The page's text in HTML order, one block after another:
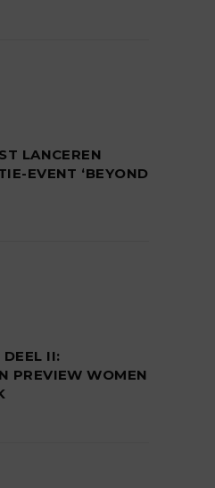
LANCEREN
EVENT ‘BEYOND
DEEL II:
PREVIEW WOMEN